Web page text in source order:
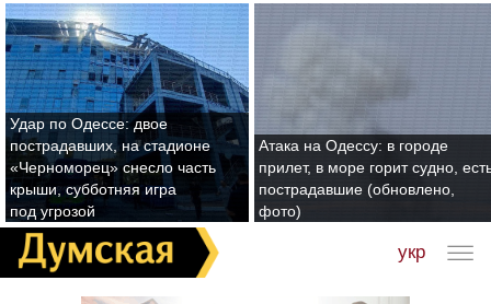
Удар по Одессе: двое
пострадавших, на стадионе
«Черноморец» снесло часть
крыши, субботняя игра
под угрозой
Атака на Одессу: в городе
прилет, в море горит судно,
пострадавшие (обновлено,
фото)
укр